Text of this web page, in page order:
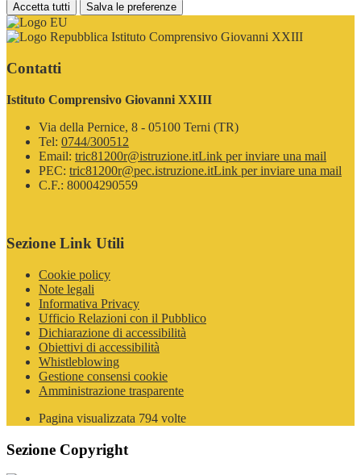
Accetta tutti Salva le preferenze
Istituto Comprensivo Giovanni XXIII
Contatti
Istituto Comprensivo Giovanni XXIII
Via della Pernice, 8 - 05100 Terni (TR)
Tel: 0744/300512
Email: tric81200r@istruzione.itLink per inviare una mail
PEC: tric81200r@pec.istruzione.itLink per inviare una mail
C.F.: 80004290559
Sezione Link Utili
Cookie policy
Note legali
Informativa Privacy
Ufficio Relazioni con il Pubblico
Dichiarazione di accessibilità
Obiettivi di accessibilità
Whistleblowing
Gestione consensi cookie
Amministrazione trasparente
Pagina visualizzata 794 volte
Sezione Copyright